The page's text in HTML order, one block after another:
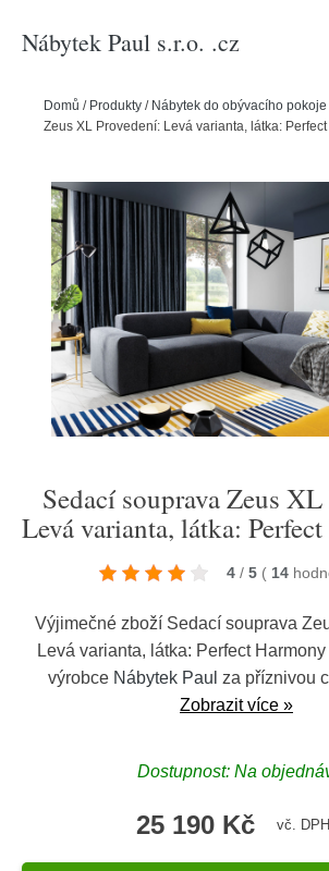
Nábytek Paul s.r.o. .cz
Domů / Produkty / Nábytek do obývacího pokoje
Zeus XL Provedení: Levá varianta, látka:
Sedací souprava Zeus
Levá varianta, látka:
4 / 5 ( 14
Výjimečné zboží Sedací souprava
Levá varianta, látka: Perfect
výrobce Nábytek Paul za příznivou
Zobrazit více »
Dostupnost: Na
25 190 Kč vč. DPH